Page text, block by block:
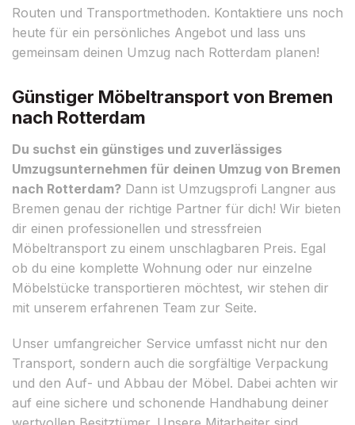
Routen und Transportmethoden. Kontaktiere uns noch
heute für ein persönliches Angebot und lass uns
gemeinsam deinen Umzug nach Rotterdam planen!
Günstiger Möbeltransport von Bremen
nach Rotterdam
Du suchst ein günstiges und zuverlässiges
Umzugsunternehmen für deinen Umzug von Bremen
nach Rotterdam? Dann ist Umzugsprofi Langner aus
Bremen genau der richtige Partner für dich! Wir bieten
dir einen professionellen und stressfreien
Möbeltransport zu einem unschlagbaren Preis. Egal
ob du eine komplette Wohnung oder nur einzelne
Möbelstücke transportieren möchtest, wir stehen dir
mit unserem erfahrenen Team zur Seite.
Unser umfangreicher Service umfasst nicht nur den
Transport, sondern auch die sorgfältige Verpackung
und den Auf- und Abbau der Möbel. Dabei achten wir
auf eine sichere und schonende Handhabung deiner